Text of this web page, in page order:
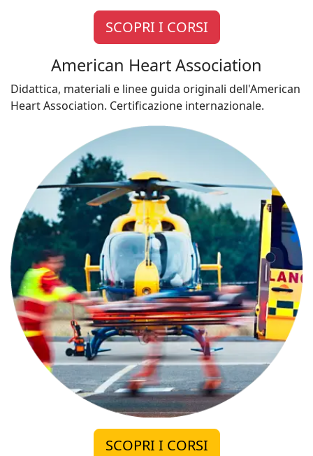
SCOPRI I CORSI
American Heart Association
Didattica, materiali e linee guida originali dell'American
Heart Association. Certificazione internazionale.
SCOPRI I CORSI